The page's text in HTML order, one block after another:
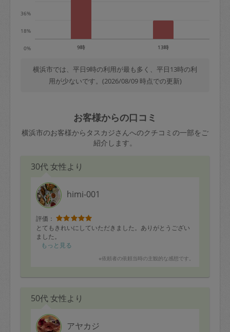
0%
18%
36%
9時 13時
横浜市では、平日9時の利用が最も多く、平日13時の利
用が少ないです。(2026/08/09 時点での更新)
お客様からの口コミ
横浜市のお客様からタスカジさんへのクチコミの一部をご
紹介します。
30代 女性より
himi-001
評価：
とてもきれいにしていただきました。ありがとうござい
ました。
もっと見る
※依頼者の依頼当時の主観的な感想です。
50代 女性より
アヤカジ